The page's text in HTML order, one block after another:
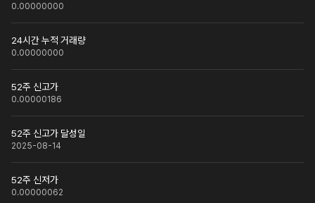
0.00000000
24시간 누적 거래량
0.00000000
52주 신고가
0.00000186
52주 신고가 달성일
2025-08-14
52주 신저가
0.00000062